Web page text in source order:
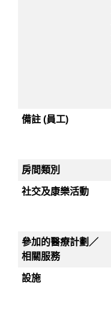
備註 (員工)
房間類別
社交及康樂活動
參加的醫療計劃／
相關服務
設施